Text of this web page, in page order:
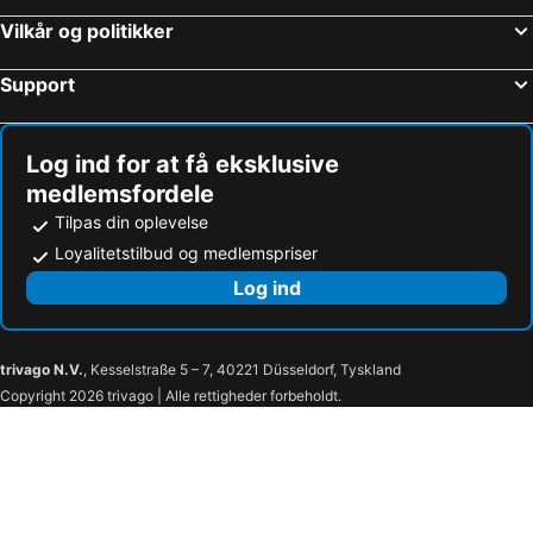
The Laylow Waikiki, Autograph Collection
Waikiki Central Hotel
Vive Hotel Waikiki
Shoreline Hotel Waikiki
The Surfjack Hotel & Swim Club
Waikiki Place - the Place to be in Waikiki
Panoramic Oceanview Resort - Full Kitchen in Each Unit, 2 Swimming Pools, Onsite Restaurants, Firewo
Vilkår og politikker
Support
Log ind for at få eksklusive
medlemsfordele
Tilpas din oplevelse
Loyalitetstilbud og medlemspriser
Log ind
trivago N.V., Kesselstraße 5 – 7, 40221 Düsseldorf, Tyskland
Copyright 2026 trivago | Alle rettigheder forbeholdt.